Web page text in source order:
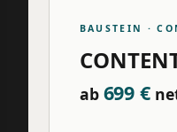
BAUSTEIN ·
ab 699 €